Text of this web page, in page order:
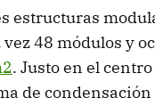
estructuras
48 módulos y
. Justo en el
de condensación